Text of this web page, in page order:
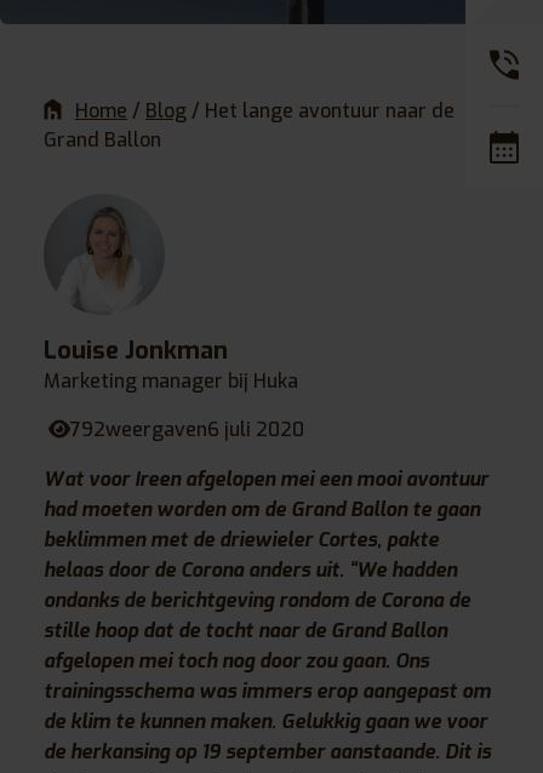
Home / Blog / Het lange avontuur naar de
Grand Ballon
Louise Jonkman
Marketing manager bij Huka
792weergaven6 juli 2020
Wat voor Ireen afgelopen mei een mooi avontuur
had moeten worden om de Grand Ballon te gaan
beklimmen met de driewieler Cortes, pakte
helaas door de Corona anders uit. “We hadden
ondanks de berichtgeving rondom de Corona de
stille hoop dat de tocht naar de Grand Ballon
afgelopen mei toch nog door zou gaan. Ons
trainingsschema was immers erop aangepast om
de klim te kunnen maken. Gelukkig gaan we voor
de herkansing op 19 september aanstaande. Dit is